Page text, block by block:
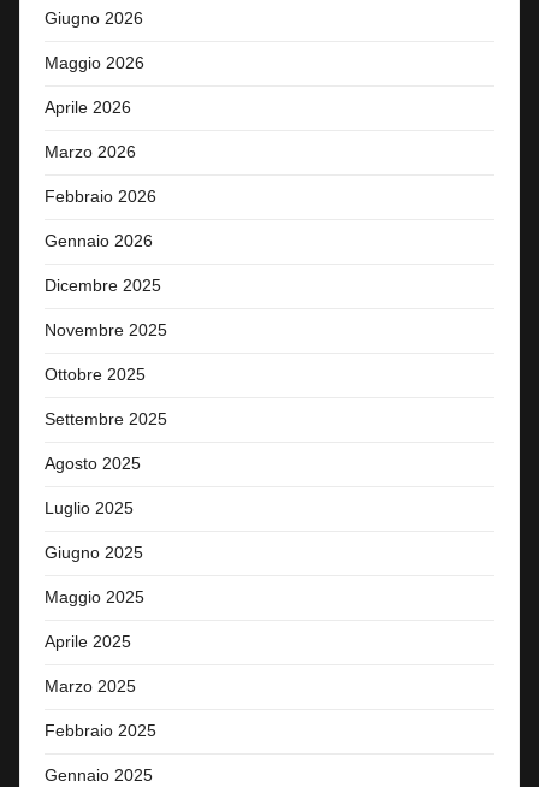
Giugno 2026
Maggio 2026
Aprile 2026
Marzo 2026
Febbraio 2026
Gennaio 2026
Dicembre 2025
Novembre 2025
Ottobre 2025
Settembre 2025
Agosto 2025
Luglio 2025
Giugno 2025
Maggio 2025
Aprile 2025
Marzo 2025
Febbraio 2025
Gennaio 2025